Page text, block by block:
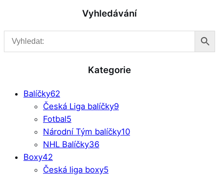
Vyhledávání
Kategorie
Balíčky62
Česká Liga balíčky9
Fotbal5
Národní Tým balíčky10
NHL Balíčky36
Boxy42
Česká liga boxy5